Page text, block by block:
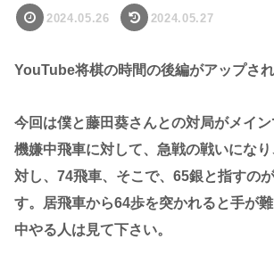
2024.05.26 2024.05.27
YouTube将棋の時間の後編がアップされ
今回は僕と藤田葵さんとの対局がメイ
機嫌中飛車に対して、急戦の戦いにな
対し、74飛車、そこで、65銀と指すの
す。居飛車から64歩を突かれると手が
中やる人は見て下さい。